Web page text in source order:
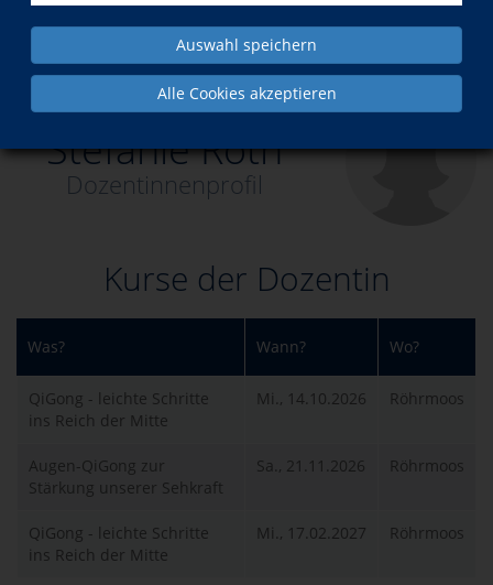
Auswahl speichern
Alle Cookies akzeptieren
Dozenten Stefanie Roth
Stefanie Roth
Dozentinnenprofil
Kurse der Dozentin
Was? Wann? Wo?
QiGong - leichte Schritte
ins Reich der Mitte
Mi., 14.10.2026 Röhrmoos
Augen-QiGong zur
Stärkung unserer Sehkraft
Sa., 21.11.2026 Röhrmoos
QiGong - leichte Schritte
ins Reich der Mitte
Mi., 17.02.2027 Röhrmoos